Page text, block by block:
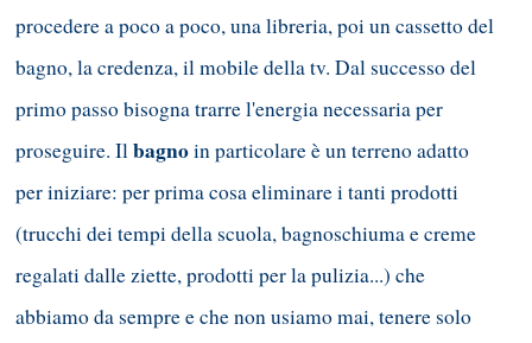
procedere a poco a poco, una libreria, poi un cassetto del
bagno, la credenza, il mobile della tv. Dal successo del
primo passo bisogna trarre l'energia necessaria per
proseguire. Ilbagnoin particolare è un terreno adatto
per iniziare: per prima cosa eliminare i tanti prodotti
(trucchi dei tempi della scuola, bagnoschiuma e creme
regalati dalle ziette, prodotti per la pulizia...) che
abbiamo da sempre e che non usiamo mai, tenere solo